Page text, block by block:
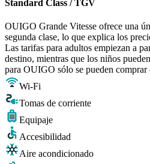
Standard Class / TGV
OUIGO Grande Vitesse ofrece una
segunda clase, lo que explica los
Las tarifas para adultos empiezan a
destino, mientras que los niños
para OUIGO sólo se pueden comprar
Wi-Fi
Tomas de corriente
Equipaje
Accesibilidad
Aire acondicionado